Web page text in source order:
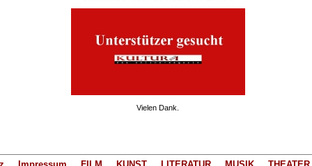
Vielen Dank.